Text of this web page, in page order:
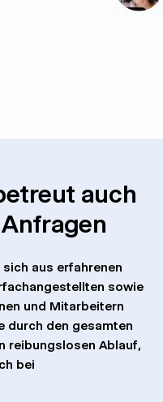
auch
aus erfahrenen
sowie
und Mitarbeitern
durch den gesamten
reibungslosen Ablauf,
bei